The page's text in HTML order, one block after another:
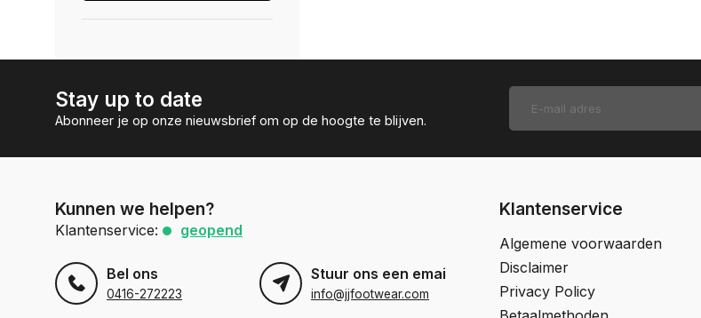
Stay up to date
Abonneer je op onze nieuwsbrief om op de hoogte te blijven.
Kunnen we helpen?
Klantenservice: geopend
Bel ons
0416-272223
Stuur ons een email
info@jjfootwear.com
Klantenservice
Algemene voorwaarden
Disclaimer
Privacy Policy